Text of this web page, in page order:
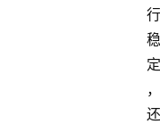
行
稳
定
，
还